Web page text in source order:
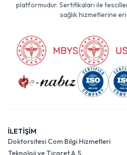
platformudur. Sertifikaları ile
sağlık hizmetlerine
İLETİŞİM
Doktorsitesi Com Bilgi Hizmetleri
Teknoloji ve Ticaret A.Ş.